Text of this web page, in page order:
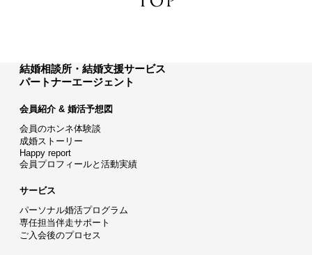
結婚相談所・結婚支援サービス
パートナーエージェント
会員紹介 & 婚活予想図
会員のホンネ体験談
成婚ストーリー
Happy report
会員プロフィールと活動実績
サービス
パーソナル婚活プログラム
専任担当伴走サポート
ご入会後のプロセス